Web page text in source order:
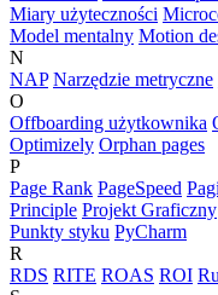
Miary użyteczności
Model mentalny Motion
N
NAP Narzędzie metryczne
O
Offboarding użytkownika
Optimizely Orphan pages
P
Page Rank PageSpeed
Principle Projekt Graficzny
Punkty styku PyCharm
R
RDS RITE ROAS ROI